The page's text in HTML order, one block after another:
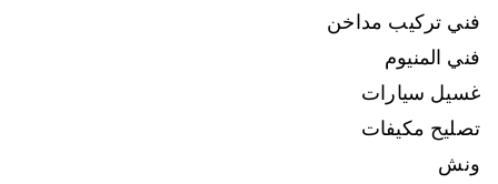
فني تركيب مداخن
فني المنيوم
غسيل سيارات
تصليح مكيفات
ونش